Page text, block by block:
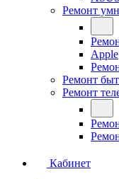
Ремонт
Apple
Ремонт
Ремонт
Кабинет